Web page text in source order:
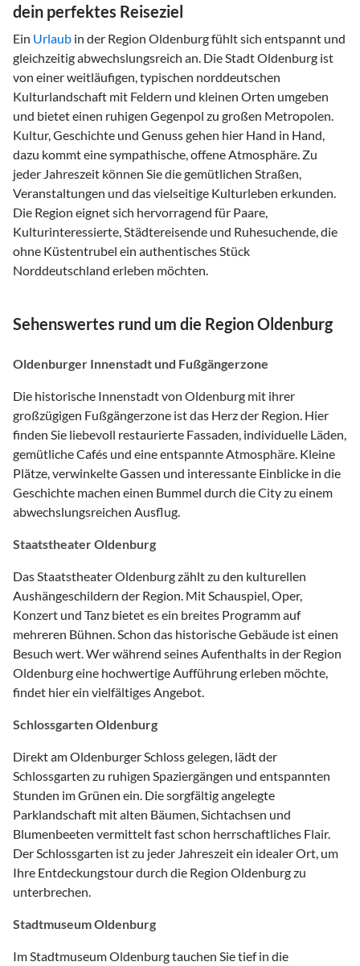
dein perfektes Reiseziel
Ein Urlaub in der Region Oldenburg fühlt sich entspannt und
gleichzeitig abwechslungsreich an. Die Stadt Oldenburg ist
von einer weitläufigen, typischen norddeutschen
Kulturlandschaft mit Feldern und kleinen Orten umgeben
und bietet einen ruhigen Gegenpol zu großen Metropolen.
Kultur, Geschichte und Genuss gehen hier Hand in Hand,
dazu kommt eine sympathische, offene Atmosphäre. Zu
jeder Jahreszeit können Sie die gemütlichen Straßen,
Veranstaltungen und das vielseitige Kulturleben erkunden.
Die Region eignet sich hervorragend für Paare,
Kulturinteressierte, Städtereisende und Ruhesuchende, die
ohne Küstentrubel ein authentisches Stück
Norddeutschland erleben möchten.
Sehenswertes rund um die Region Oldenburg
Oldenburger Innenstadt und Fußgängerzone
Die historische Innenstadt von Oldenburg mit ihrer
großzügigen Fußgängerzone ist das Herz der Region. Hier
finden Sie liebevoll restaurierte Fassaden, individuelle Läden,
gemütliche Cafés und eine entspannte Atmosphäre. Kleine
Plätze, verwinkelte Gassen und interessante Einblicke in die
Geschichte machen einen Bummel durch die City zu einem
abwechslungsreichen Ausflug.
Staatstheater Oldenburg
Das Staatstheater Oldenburg zählt zu den kulturellen
Aushängeschildern der Region. Mit Schauspiel, Oper,
Konzert und Tanz bietet es ein breites Programm auf
mehreren Bühnen. Schon das historische Gebäude ist einen
Besuch wert. Wer während seines Aufenthalts in der Region
Oldenburg eine hochwertige Aufführung erleben möchte,
findet hier ein vielfältiges Angebot.
Schlossgarten Oldenburg
Direkt am Oldenburger Schloss gelegen, lädt der
Schlossgarten zu ruhigen Spaziergängen und entspannten
Stunden im Grünen ein. Die sorgfältig angelegte
Parklandschaft mit alten Bäumen, Sichtachsen und
Blumenbeeten vermittelt fast schon herrschaftliches Flair.
Der Schlossgarten ist zu jeder Jahreszeit ein idealer Ort, um
Ihre Entdeckungstour durch die Region Oldenburg zu
unterbrechen.
Stadtmuseum Oldenburg
Im Stadtmuseum Oldenburg tauchen Sie tief in die